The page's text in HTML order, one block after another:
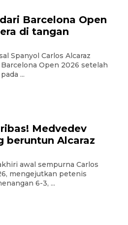
Barcelona Open
di tangan
Spanyol Carlos Alcaraz
Open 2026 setelah
...
Medvedev
beruntun Alcaraz
awal sempurna Carlos
mengejutkan petenis
6-3, ...